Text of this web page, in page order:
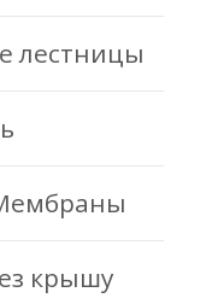
лестницы
крышу